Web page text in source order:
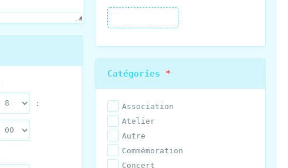
:
Catégories *
Association
Atelier
Autre
Commémoration
Concert